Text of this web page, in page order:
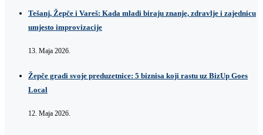
Tešanj, Žepče i Vareš: Kada mladi biraju znanje, zdravlje i zajednicu
umjesto improvizacije
13. Maja 2026.
Žepče gradi svoje preduzetnice: 5 biznisa koji rastu uz BizUp Goes
Local
12. Maja 2026.